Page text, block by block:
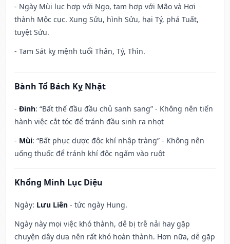
- Ngày Mùi lục hợp với Ngọ, tam hợp với Mão và Hợi
thành Mộc cục. Xung Sửu, hình Sửu, hại Tý, phá Tuất,
tuyệt Sửu.
- Tam Sát kỵ mệnh tuổi Thân, Tý, Thìn.
Bành Tổ Bách Kỵ Nhật
- Đinh: “Bất thế đầu đầu chủ sanh sang” - Không nên tiến
hành việc cắt tóc để tránh đầu sinh ra nhọt
- Mùi: “Bất phục dược độc khí nhập tràng” - Không nên
uống thuốc để tránh khí độc ngấm vào ruột
Khổng Minh Lục Diệu
Ngày: Lưu Liên - tức ngày Hung.
Ngày này mọi việc khó thành, dễ bị trễ nải hay gặp
chuyện dây dưa nên rất khó hoàn thành. Hơn nữa, dễ gặp